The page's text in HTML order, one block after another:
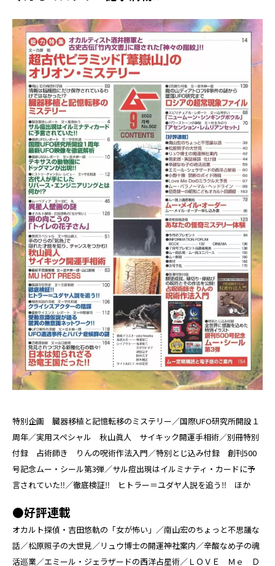
特別企画 臓器移植と記憶転移のミステリー／国際UFO研究所開設１
周年／実用スペシャル 秋山眞人 サイキック開運手相術／別冊特別
付録 占術師き りんの呪術作法入門／特別とじ込み付録 創刊500
号記念ムー・シール第3弾／サル痘出現はイルミナティ・カードに予
言されていた‼／徹底検証‼ ヒトラー＝ユダヤ人説を追う‼ ほか
●好評連載
オカルト探偵・吉田悠軌の「女が怖い」／南山宏のちょっと不思議な
話／松原照子の大世見／リュウ博士の開運神社案内／辛酸なめ子の魂
活巡業／エミール・ジェラザードの西洋占星術／ＬＯＶＥ Ｍｅ Ｄ